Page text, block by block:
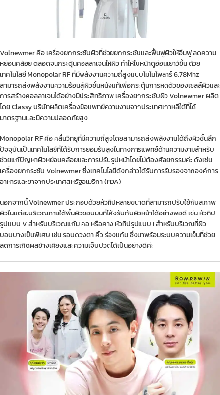
Volnewmer คือ เครื่องยกกระชับผิวที่ช่วยยกกระชับและฟื้นฟูผิวให้อิ่มฟู ลดความ
หย่อนคล้อย ตลอดจนกระตุ้นคอลลาเจนให้ผิว ทำให้ใบหน้าดูอ่อนเยาว์ขึ้น ด้วย
เทคโนโลยี Monopolar RF ที่มีพลังงานความถี่สูงแบบโมโนโพลาร์ 6.78Mhz
สามารถส่งพลังงานความร้อนสู่ผิวชั้นหนังแท้เพื่อกระตุ้นการหดตัวของเซลล์ผิวและ
การสร้างคอลลาเจนได้อย่างมีประสิทธิภาพ เครื่องยกกระชับผิว Volnewmer ผลิต
โดย Classy บริษัทผลิตเครื่องมือแพทย์ความงามจากประเทศเกาหลีใต้ที่ได้
มาตรฐานและมีความปลอดภัยสูง
Monopolar RF คือ คลื่นวิทยุที่มีความถี่สูงโดยสามารถส่งพลังงานได้ถึงผิวชั้นลึก
ปัจจุบันเป็นเทคโนโลยีที่ได้รับการยอมรับสูงในทางการแพทย์ด้านความงามสำหรับ
ช่วยแก้ปัญหาผิวหย่อนคล้อยและการปรับรูปหน้าโดยไม่ต้องศัลยกรรมค่ะ ดังเช่น
เครื่องยกกระชับ Volnewmer ซึ่งเทคโนโลยีดังกล่าวได้รับการรับรองจากองค์การ
อาหารและยาจากประเทศสหรัฐอเมริกา (FDA)
นอกจากนี้ Volnewmer ประกอบด้วยหัวทิปหลายขนาดที่สามารถปรับใช้กับสภาพ
ผิวในแต่ละบริเวณภายใต้พื้นผิวขอบมนที่โค้งรับกับผิวหน้าได้อย่างพอดี เช่น หัวทิป
รูปแบบ V สำหรับบริเวณแก้ม คอ หรือคาง หัวทิปรูปแบบ I สำหรับบริเวณที่ผิว
บอบบางเป็นพิเศษ เช่น รอบดวงตา คิ้ว ร่องแก้ม ซึ่งมาพร้อมระบบความเย็นที่ช่วย
ลดการเกิดผลข้างเคียงและความเจ็บปวดได้เป็นอย่างดีค่ะ